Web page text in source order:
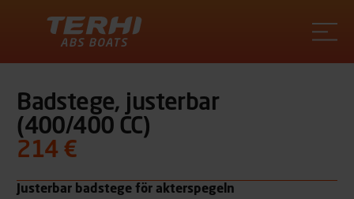
Badstege, justerbar
(400/400 CC)
214 €
Justerbar badstege för akterspegeln